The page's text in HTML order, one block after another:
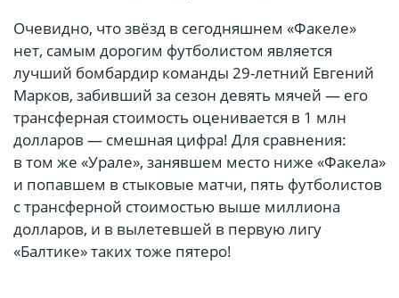
Очевидно, что звёзд в сегодняшнем «Факеле»
нет, самым дорогим футболистом является
лучший бомбардир команды 29-летний Евгений
Марков, забивший за сезон девять мячей — его
трансферная стоимость оценивается в 1 млн
долларов — смешная цифра! Для сравнения:
в том же «Урале», занявшем место ниже «Факела»
и попавшем в стыковые матчи, пять футболистов
с трансферной стоимостью выше миллиона
долларов, и в вылетевшей в первую лигу
«Балтике» таких тоже пятеро!